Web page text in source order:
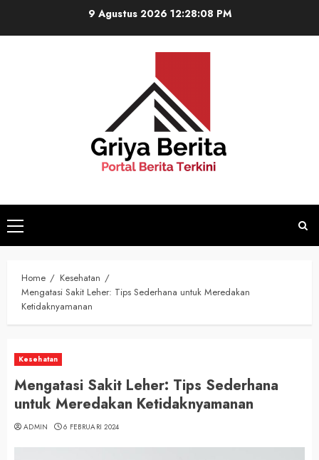
9 Agustus 2026 12:28:09 PM
Primary
Menu
Home
Kesehatan
Mengatasi Sakit Leher: Tips Sederhana untuk Meredakan
Ketidaknyamanan
Kesehatan
Mengatasi Sakit Leher: Tips Sederhana
untuk Meredakan Ketidaknyamanan
ADMIN 6 FEBRUARI 2024